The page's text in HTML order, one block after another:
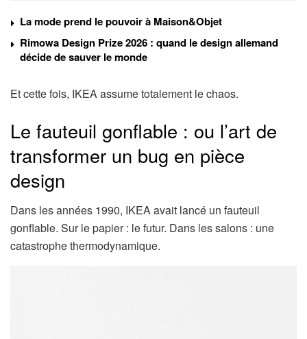
La mode prend le pouvoir à Maison&Objet
Rimowa Design Prize 2026 : quand le design allemand
décide de sauver le monde
Et cette fois, IKEA assume totalement le chaos.
Le fauteuil gonflable : ou l’art de
transformer un bug en pièce
design
Dans les années 1990, IKEA avait lancé un fauteuil
gonflable. Sur le papier : le futur. Dans les salons : une
catastrophe thermodynamique.